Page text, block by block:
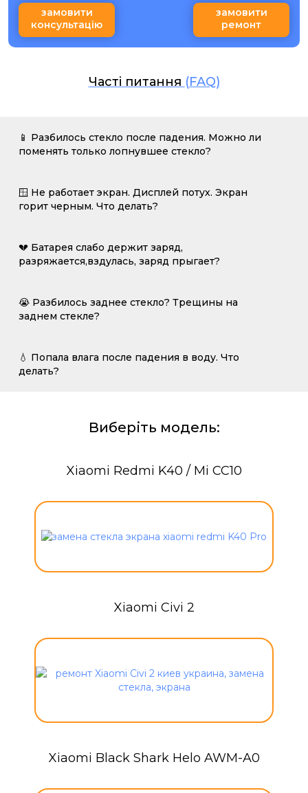
замовити
консультацію
замовити
ремонт
Часті питання (FAQ)
📱 Разбилось стекло после падения. Можно ли
поменять только лопнувшее стекло?
🪟 Не работает экран. Дисплей потух. Экран
горит черным. Что делать?
💔 Батарея слабо держит заряд,
разряжается,вздулась, заряд прыгает?
😭 Разбилось заднее стекло? Трещины на
заднем стекле?
💧 Попала влага после падения в воду. Что
делать?
Виберіть модель:
Xiaomi Redmi K40 / Mi CC10
Xiaomi Civi 2
Xiaomi Black Shark Helo AWM-A0